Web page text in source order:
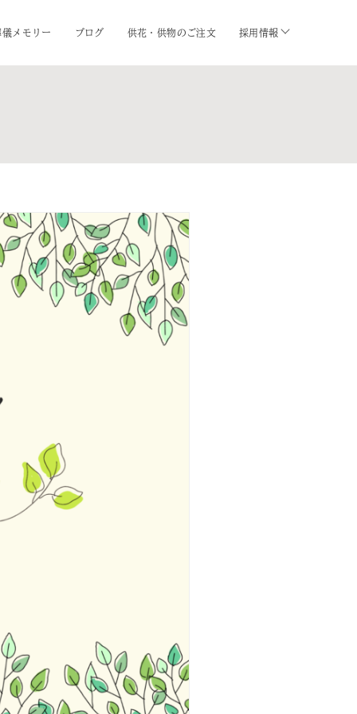
メモリー ブログ 供花・供物のご注文 採用情報